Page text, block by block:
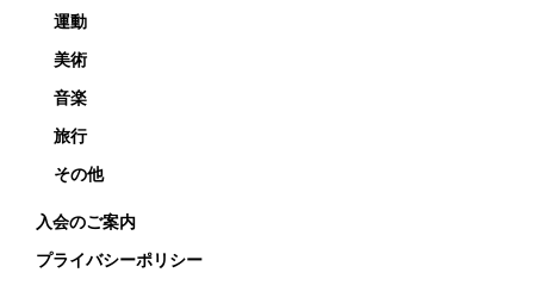
運動
美術
音楽
旅行
その他
入会のご案内
プライバシーポリシー